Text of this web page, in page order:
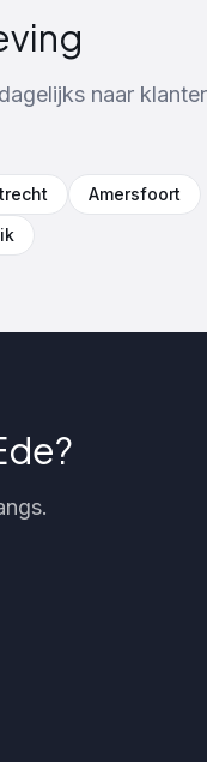
naar
Amersfoort
?